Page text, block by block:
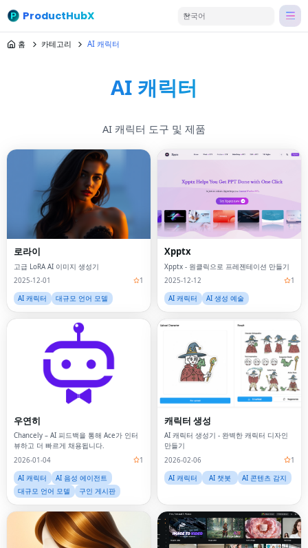
ProductHubX 한국어
홈 카테고리 AI 캐릭터
AI 캐릭터
AI 캐릭터 도구 및 제품
로라이
고급 LoRA AI 이미지 생성기
2025-12-01
1
AI 캐릭터
대규모 언어 모델
Xpptx
Xpptx - 원클릭으로 프레젠테이션 만들기
2025-12-12
1
AI 캐릭터
AI 생성 예술
우연히
Chancely – AI 피드백을 통해 Ace가 인터
뷰하고 더 빠르게 채용됩니다.
2026-01-04
1
AI 캐릭터
AI 음성 에이전트
대규모 언어 모델
구인 게시판
캐릭터 생성
AI 캐릭터 생성기 - 완벽한 캐릭터 디자인
만들기
2026-02-06
1
AI 캐릭터
AI 챗봇 AI 콘텐츠 감지